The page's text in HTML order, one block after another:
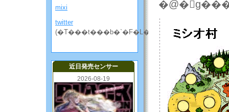
mixi
twitter
(�T���t���b�`�F�L���̘b����)
近日発売センサー
2026-08-19